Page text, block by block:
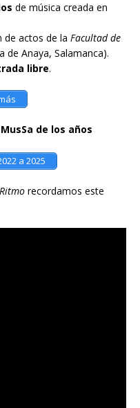
de música creada en
de actos de la Facultad de
de Anaya, Salamanca).
libre.
de los años
a 2025
recordamos este